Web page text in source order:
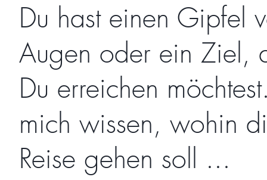
Du hast einen Gipfel
Augen oder ein Ziel,
Du erreichen
mich wissen, wohin
Reise gehen soll ...